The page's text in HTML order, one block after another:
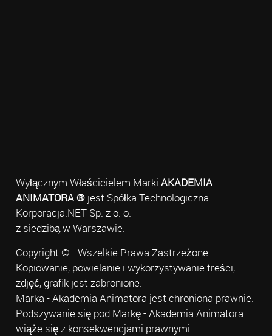
Wyłącznym Właścicielem Marki AKADEMIA
ANIMATORA ®jest Spółka Technologiczna
Korporacja.NET Sp. z o. o.
z siedzibą w Warszawie.
Copyright © - Wszelkie Prawa Zastrzeżone.
Kopiowanie, powielanie i wykorzystywanie treści,
zdjęć, grafik jest zabronione.
Marka - Akademia Animatora jest chroniona prawnie.
Podszywanie się pod Markę - Akademia Animatora
wiąże się z konsekwencjami prawnymi.